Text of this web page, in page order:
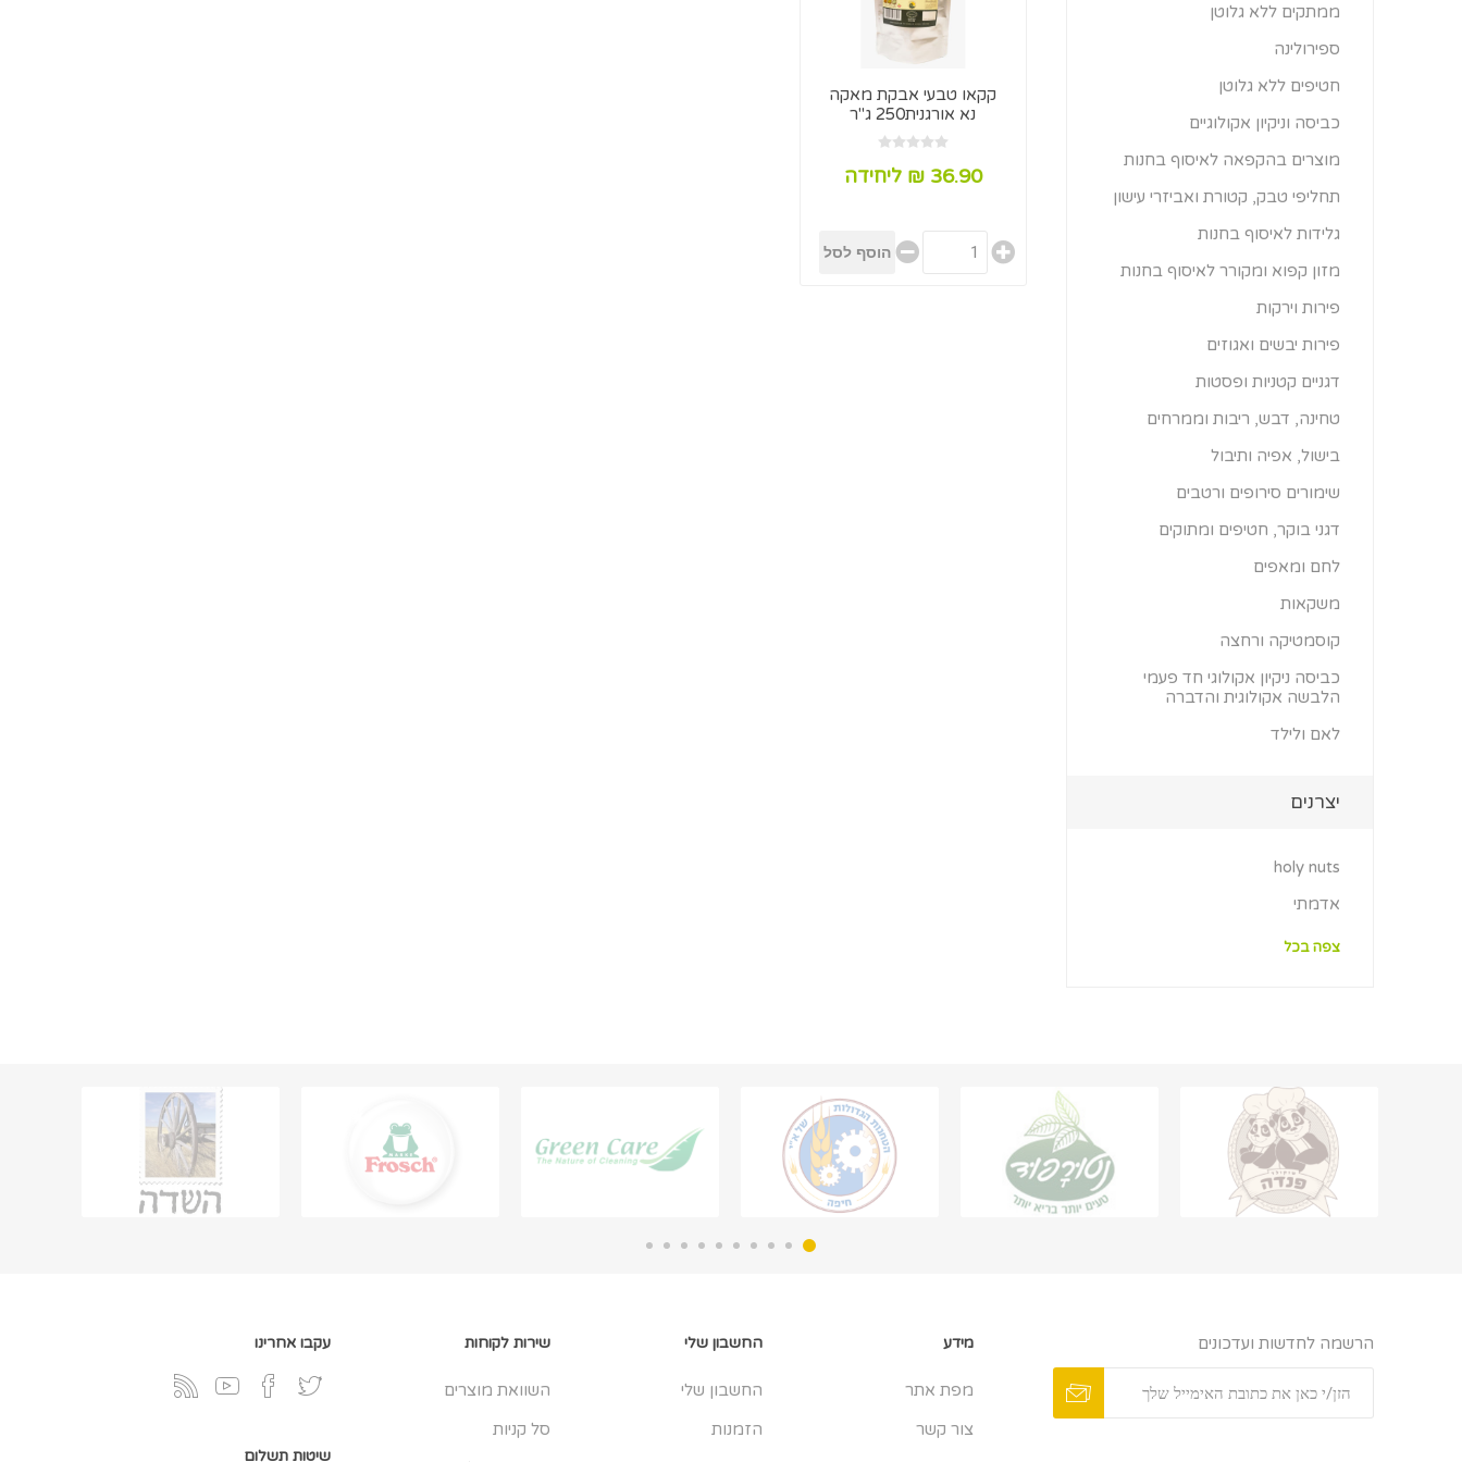
קקאו טבעי אבקת מאקה
נא אורגנית250 ג"ר
36.90 ₪ ליחידה
ממתקים ללא גלוטן
ספירולינה
חטיפים ללא גלוטן
כביסה וניקיון אקולוגיים
מוצרים בהקפאה לאיסוף בחנות
תחליפי טבק, קטורת ואביזרי עישון
גלידות לאיסוף בחנות
מזון קפוא ומקורר לאיסוף בחנות
פירות וירקות
פירות יבשים ואגוזים
דגניים קטניות ופסטות
טחינה, דבש, ריבות וממרחים
בישול, אפיה ותיבול
שימורים סירופים ורטבים
דגני בוקר, חטיפים ומתוקים
לחם ומאפים
משקאות
קוסמטיקה ורחצה
כביסה ניקיון אקולוגי חד פעמי
הלבשה אקולוגית והדברה
לאם ולילד
יצרנים
holy nuts
אדמתי
צפה בכל
הרשמה לחדשות ועדכונים מידע
מפת אתר
צור קשר
החשבון שלי
החשבון שלי
הזמנות
שירות לקוחות
השוואת מוצרים
סל קניות
עקבו אחרינו
שיטות תשלום